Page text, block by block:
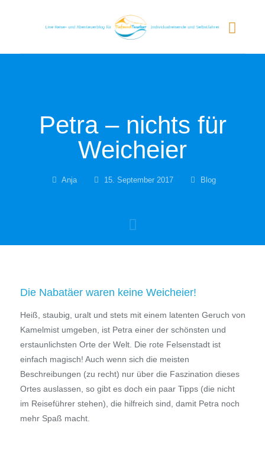
Petra – nichts für
Weicheier
Anja 15. September 2017 Blog
Die Nabatäer waren keine Weicheier!
Heiß, staubig, uralt und stets mit einem latenten Geruch von
Kamelmist umgeben, ist Petra einer der schönsten und
erstaunlichsten Orte der Welt. Die rote Felsenstadt ist
einfach magisch! Auch wenn sich die meisten
Beschreibungen (zu recht) nur über die Faszination dieses
Ortes auslassen, so gibt es doch ein paar Tipps (die nicht
im Reiseführer stehen), die hilfreich sind, damit Petra noch
mehr Spaß macht.